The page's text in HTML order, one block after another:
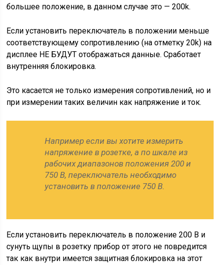
большее положение, в данном случае это — 200k.
Если установить переключатель в положении меньше
соответствующему сопротивлению (на отметку 20k) на
дисплее НЕ БУДУТ отображаться данные. Сработает
внутренняя блокировка.
Это касается не только измерения сопротивлений, но и
при измерении таких величин как напряжение и ток.
Например если вы хотите измерить
напряжение в розетке, а по шкале из
рабочих диапазонов положения 200 и
750 В, переключатель необходимо
установить в положение 750 В.
Если установить переключатель в положение 200 В и
сунуть щупы в розетку прибор от этого не повредится
так как внутри имеется защитная блокировка на этот